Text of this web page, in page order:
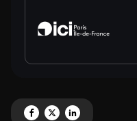
Partagez 'Toki Woki ' sur
Partagez 'Toki Woki ' sur X
Partagez 'Toki Woki